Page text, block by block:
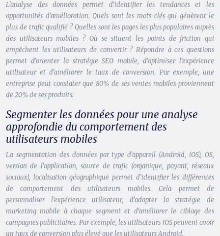
L’analyse des données permet d’identifier les tendances et les
opportunités d’amélioration. Quels sont les mots-clés qui génèrent le
plus de trafic qualifié ? Quelles sont les pages les plus populaires auprès
des utilisateurs mobiles ? Où se situent les points de friction qui
empêchent les utilisateurs de convertir ? Répondre à ces questions
permet d’orienter la stratégie SEO mobile, d’optimiser l’expérience
utilisateur et d’améliorer le taux de conversion. Par exemple, une
entreprise peut constater que 80% de ses ventes mobiles proviennent
de 20% de ses produits.
Segmenter les données pour une analyse
approfondie du comportement des
utilisateurs mobiles
La segmentation des données par type d’appareil (Android, iOS), OS,
version de l’application, source de trafic (organique, payant, réseaux
sociaux), localisation géographique permet d’identifier les différences
de comportement des utilisateurs mobiles. Cela permet de
personnaliser l’expérience utilisateur, d’adapter la stratégie de
marketing mobile à chaque segment et d’améliorer le ciblage des
campagnes publicitaires. Par exemple, les utilisateurs iOS peuvent avoir
un taux de conversion plus élevé que les utilisateurs Android.